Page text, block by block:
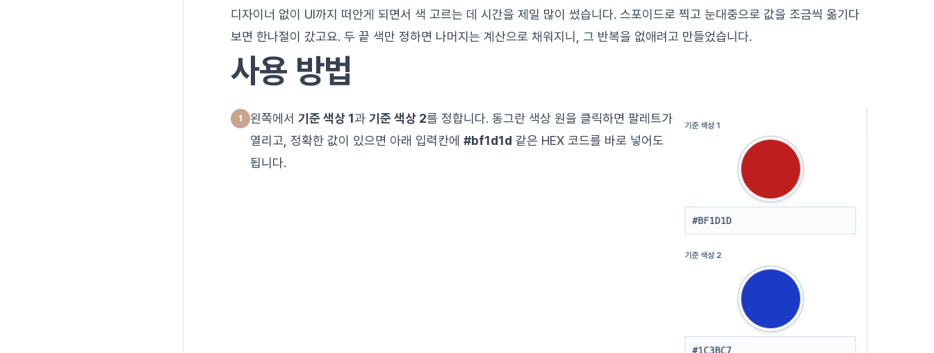
디자이너 없이 UI까지 떠안게 되면서 색 고르는 데 시간을 제일 많이 썼습니다. 스포이드로 찍고 눈대중으로 값을 조금씩 옮기다
보면 한나절이 갔고요. 두 끝 색만 정하면 나머지는 계산으로 채워지니, 그 반복을 없애려고 만들었습니다.
사용 방법
왼쪽에서 기준 색상 1과 기준 색상 2를 정합니다. 동그란 색상 원을 클릭하면 팔레트가
열리고, 정확한 값이 있으면 아래 입력칸에 #bf1d1d 같은 HEX 코드를 바로 넣어도
됩니다.